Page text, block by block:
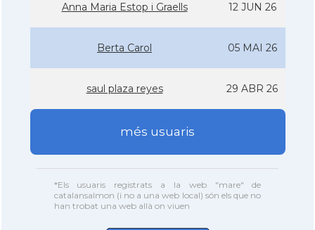
Anna Maria Estop i Graells 12 JUN 26
Berta Carol 05 MAI 26
saul plaza reyes 29 ABR 26
més usuaris
*Els usuaris registrats a la web "mare" de
catalansalmon (i no a una web local) són els que no
han trobat una web allà on viuen